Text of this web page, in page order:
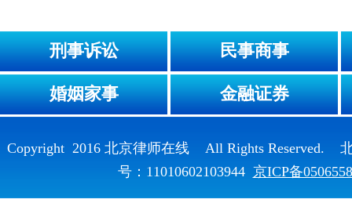
刑事诉讼 民事商事
婚姻家事 金融证券
Copyright 2016 北京律师在线 All Rights Reserved.
号：11010602103944 京ICP备